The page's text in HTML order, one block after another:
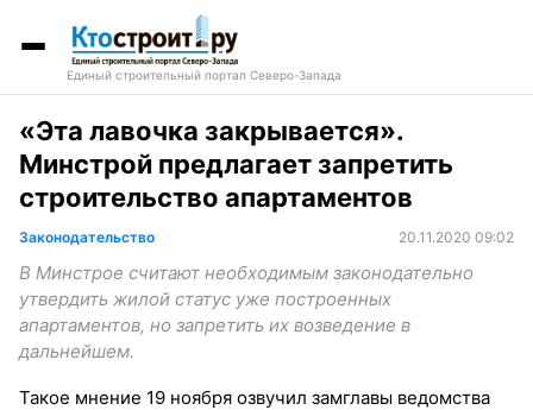
Единый строительный портал Северо-Запада
«Эта лавочка закрывается».
Минстрой предлагает запретить
строительство апартаментов
Законодательство 20.11.2020 09:02
В Минстрое считают необходимым законодательно
утвердить жилой статус уже построенных
апартаментов, но запретить их возведение в
дальнейшем.
Такое мнение 19 ноября озвучил замглавы ведомства